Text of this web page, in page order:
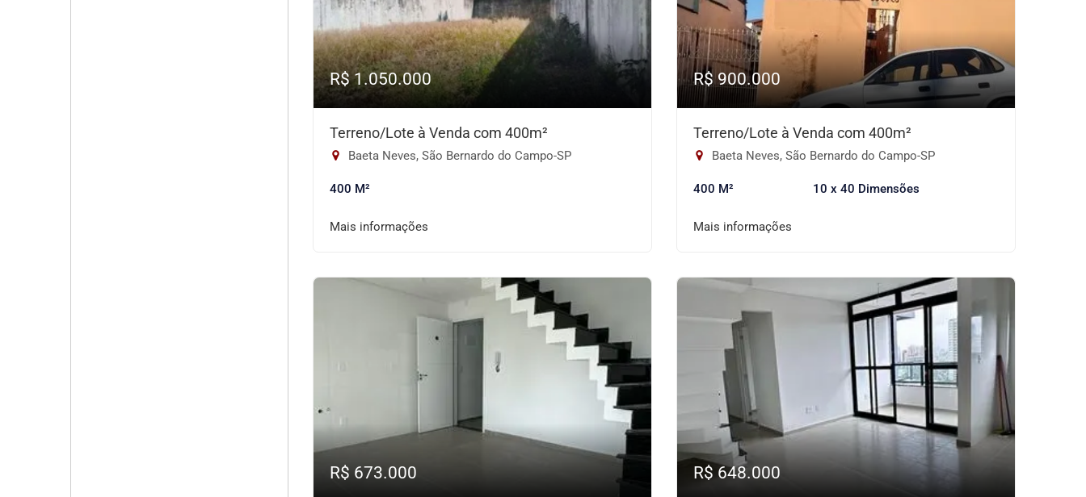
R$ 1.050.000
Terreno/Lote à Venda com 400m²
Baeta Neves, São Bernardo do Campo-SP
400 M²
Mais informações
R$ 900.000
Terreno/Lote à Venda com 400m²
Baeta Neves, São Bernardo do Campo-SP
400 M² 10 x 40 Dimensões
Mais informações
R$ 673.000 R$ 648.000